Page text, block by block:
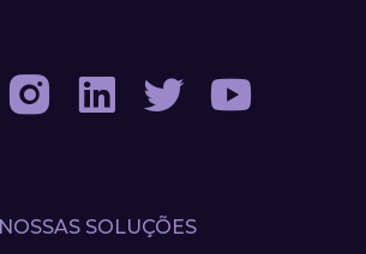
NOSSAS SOLUÇÕES